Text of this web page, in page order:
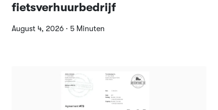
fietsverhuurbedrijf
August 4, 2026 · 5 Minuten